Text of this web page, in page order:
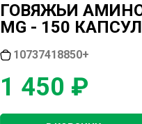
ГОВЯЖЬИ
MG - 150 КАПСУЛ
10737418850+
1 450 ₽